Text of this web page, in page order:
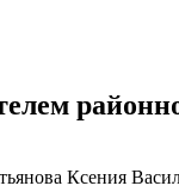
Ксения